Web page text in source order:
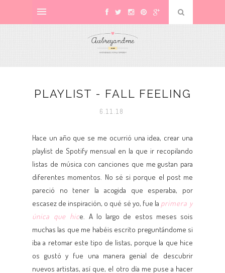
PLAYLIST - FALL FEELING
6.11.18
Hace un año que se me ocurrió una idea, crear una
playlist de Spotify mensual en la que ir recopilando
listas de música con canciones que me gustan para
diferentes momentos. No sé si porque el post me
pareció no tener la acogida que esperaba, por
escasez de inspiración, o qué sé yo, fue la primera y
única que hice. A lo largo de estos meses sois
muchas las que me habéis escrito preguntándome si
iba a retomar este tipo de listas, porque la que hice
os gustó y fue una manera genial de descubrir
nuevos artistas, así que, el otro día me puse a hacer